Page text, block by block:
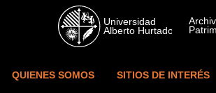
Skip to main content
QUIENES SOMOS SITIOS DE INTERÉS